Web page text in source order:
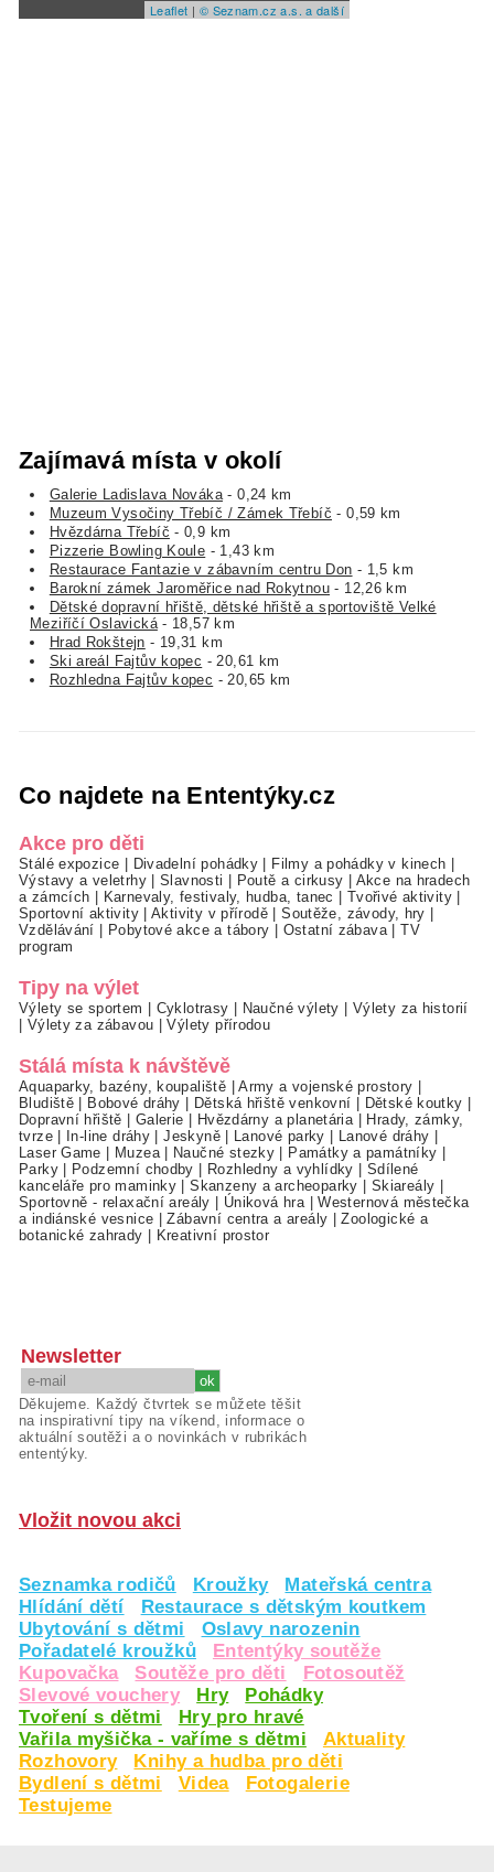
Leaflet | © Seznam.cz a.s. a další
Zajímavá místa v okolí
Galerie Ladislava Nováka - 0,24 km
Muzeum Vysočiny Třebíč / Zámek Třebíč - 0,59 km
Hvězdárna Třebíč - 0,9 km
Pizzerie Bowling Koule - 1,43 km
Restaurace Fantazie v zábavním centru Don - 1,5 km
Barokní zámek Jaroměřice nad Rokytnou - 12,26 km
Dětské dopravní hřiště, dětské hřiště a sportoviště Velké
Meziříčí Oslavická- 18,57 km
Hrad Rokštejn - 19,31 km
Ski areál Fajtův kopec - 20,61 km
Rozhledna Fajtův kopec - 20,65 km
Co najdete na Ententýky.cz
Akce pro děti
Stálé expozice Divadelní pohádky Filmy a pohádky v kinech
Výstavy a veletrhy|Slavnosti Poutě a cirkusy
Akce na hradech
a zámcích
Karnevaly, festivaly, hudba, tanec Tvořivé aktivity
Sportovní aktivity|Aktivity v přírodě |Soutěže, závody, hry
Vzdělávání
Pobytové akce a tábory Ostatní zábava |TV
program
Tipy na výlet
Výlety se sportem Cyklotrasy Naučné výlety
Výlety za historií
Výlety za zábavou |Výlety přírodou
Stálá místa k návštěvě
Aquaparky, bazény, koupaliště |Army a vojenské prostory
Bludiště
Bobové dráhy Dětská hřiště venkovní Dětské koutky
Dopravní hřiště
Galerie Hvězdárny a planetária
Hrady, zámky,
tvrze| In-line dráhy |Jeskyně| Lanové parky Lanové dráhy
Laser Game
Muzea| Naučné stezky Památky a památníky
Parky| Podzemní chodby Rozhledny a vyhlídky
Sdílené
kanceláře pro maminky |Skanzeny a archeoparky Skiareály
Sportovně - relaxační areály
Úniková hra |Westernová městečka
a indiánské vesnice |Zábavní centra a areály |Zoologické a
botanické zahrady
Kreativní prostor
Newsletter
Děkujeme. Každý čtvrtek se můžete těšit
na inspirativní tipy na víkend, informace o
aktuální soutěži a o novinkách v rubrikách
ententýky.
Vložit novou akci
Seznamka rodičů Kroužky
Mateřská centra
Hlídání dětí
Restaurace s dětským koutkem
Ubytování s dětmi
Oslavy narozenin
Pořadatelé kroužků
Ententýky soutěže
Kupovačka
Soutěže pro děti
Fotosoutěž
Slevové vouchery
Hry
Pohádky
Tvoření s dětmi
Hry pro hravé
Vařila myšička - vaříme s dětmi
Aktuality
Rozhovory
Knihy a hudba pro děti
Bydlení s dětmi
Videa
Fotogalerie
Testujeme